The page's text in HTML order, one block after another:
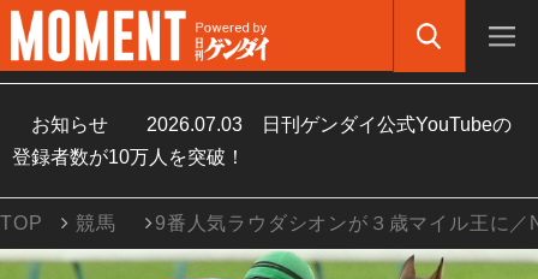
お知らせ 2026.07.03
日刊ゲンダイ公式YouTubeの
登録者数が10万人を突破！
TOP 競馬 9番人気ラウダシオンが３歳マイル王に